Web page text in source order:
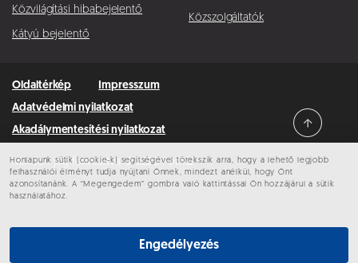
Honlapunk sütik (cookie-k) segítségével törekszik arra, hogy a lehető legjobb
felhasználói élményt tudja nyújtani Önnek, mindezt anélkül, hogy Önt
azonosítanánk. A “Megengedem” gombra való kattintással Ön hozzájárul a sütik
használatához.
Engedélyezés
Közvilágítási hibabejelentő
Kátyú bejelentő
Közszolgáltatók
Oldaltérkép
Impresszum
Adatvédelmi nyilatkozat
Akadálymentesítési nyilatkozat
Minden jog fenntartva © 2026 Pomáz